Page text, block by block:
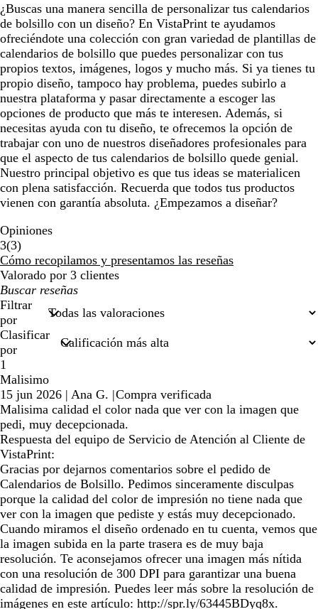
¿Buscas una manera sencilla de personalizar tus calendarios
de bolsillo con un diseño? En VistaPrint te ayudamos
ofreciéndote una colección con gran variedad de plantillas de
calendarios de bolsillo que puedes personalizar con tus
propios textos, imágenes, logos y mucho más. Si ya tienes tu
propio diseño, tampoco hay problema, puedes subirlo a
nuestra plataforma y pasar directamente a escoger las
opciones de producto que más te interesen. Además, si
necesitas ayuda con tu diseño, te ofrecemos la opción de
trabajar con uno de nuestros diseñadores profesionales para
que el aspecto de tus calendarios de bolsillo quede genial.
Nuestro principal objetivo es que tus ideas se materialicen
con plena satisfacción. Recuerda que todos tus productos
vienen con garantía absoluta. ¿Empezamos a diseñar?
Opiniones
3(33
reseñas
)
Cómo recopilamos y presentamos las reseñas
Valorado por 3 clientes
Mis
búsquedas
Filtrar
por
Clasificar
por
1
Malisimo
15 jun 2026 | Ana G. |Compra verificada
Malisima calidad el color nada que ver con la imagen que
pedi, muy decepcionada.
Respuesta del equipo de Servicio de Atención al Cliente de
VistaPrint:
Gracias por dejarnos comentarios sobre el pedido de
Calendarios de Bolsillo. Pedimos sinceramente disculpas
porque la calidad del color de impresión no tiene nada que
ver con la imagen que pediste y estás muy decepcionado.
Cuando miramos el diseño ordenado en tu cuenta, vemos que
la imagen subida en la parte trasera es de muy baja
resolución. Te aconsejamos ofrecer una imagen más nítida
con una resolución de 300 DPI para garantizar una buena
calidad de impresión. Puedes leer más sobre la resolución de
imágenes en este artículo: http://spr.ly/63445BDyq8x.